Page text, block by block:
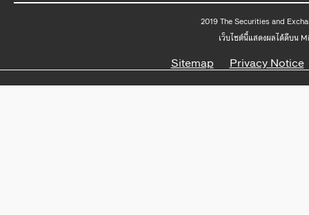
2019
เว็บไซต์นี้แสดงผลได้ดีบน
Sitemap Privacy Notice